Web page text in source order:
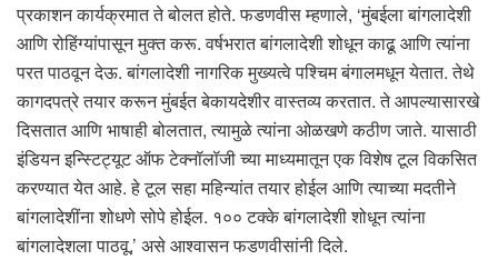
प्रकाशन कार्यक्रमात ते बोलत होते. फडणवीस म्हणाले, ‘मुंबईला बांगलादेशी
आणि रोहिंग्यांपासून मुक्त करू. वर्षभरात बांगलादेशी शोधून काढू आणि त्यांना
परत पाठवून देऊ. बांगलादेशी नागरिक मुख्यत्वे पश्चिम बंगालमधून येतात. तेथे
कागदपत्रे तयार करून मुंबईत बेकायदेशीर वास्तव्य करतात. ते आपल्यासारखे
दिसतात आणि भाषाही बोलतात, त्यामुळे त्यांना ओळखणे कठीण जाते. यासाठी
इंडियन इन्स्टिट्यूट ऑफ टेक्नॉलॉजी च्या माध्यमातून एक विशेष टूल विकसित
करण्यात येत आहे. हे टूल सहा महिन्यांत तयार होईल आणि त्याच्या मदतीने
बांगलादेशींना शोधणे सोपे होईल. १०० टक्के बांगलादेशी शोधून त्यांना
बांगलादेशला पाठवू,’ असे आश्वासन फडणवीसांनी दिले.